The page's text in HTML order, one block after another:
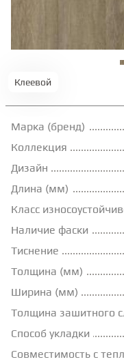
КЛЕЙ
Клеевой
Марка (бренд)
Коллекция
Дизайн
Длина (мм)
Класс
Наличие фаски
Тиснение
Толщина (мм)
Ширина (мм)
Толщина зашитного
Способ укладки
Совместимость с